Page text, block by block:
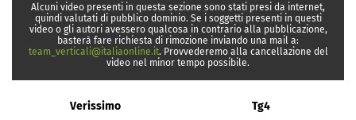
Alcuni video presenti in questa sezione sono stati presi da internet,
quindi valutati di pubblico dominio. Se i soggetti presenti in questi
video o gli autori avessero qualcosa in contrario alla pubblicazione,
basterà fare richiesta di rimozione inviando una mail a:
team_verticali@italiaonline.it. Provvederemo alla cancellazione del
video nel minor tempo possibile.
Verissimo Tg4